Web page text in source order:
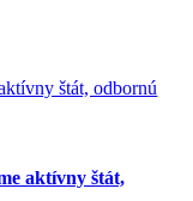
štát, odbornú
aktívny štát,